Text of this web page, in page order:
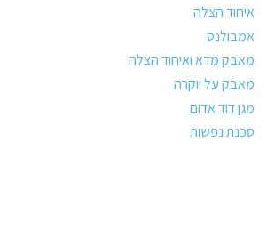
איחוד הצלה
אמבולנס
מאבק מדא ואיחוד הצלה
מאבק על יוקרה
מגן דוד אדום
סכנת נפשות